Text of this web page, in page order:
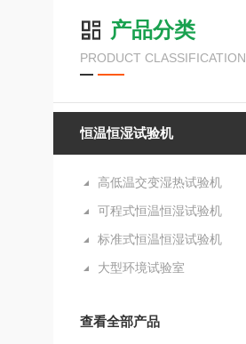
产品分类
PRODUCT CLASSIFICATION
恒温恒湿试验机
高低温交变湿热试验机
可程式恒温恒湿试验机
标准式恒温恒湿试验机
大型环境试验室
查看全部产品